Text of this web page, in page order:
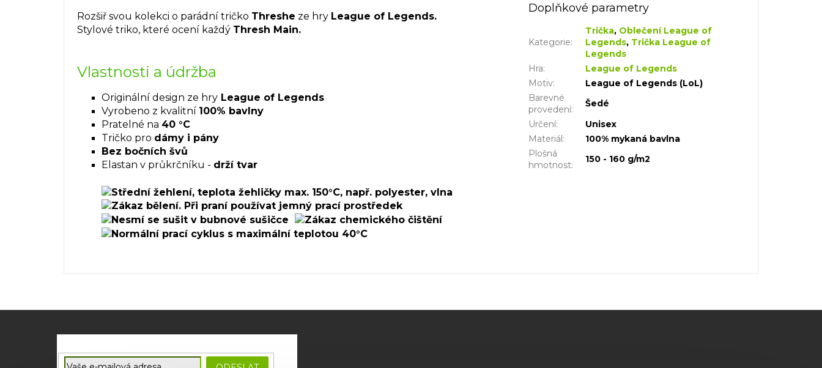
Rozšiř svou kolekci o parádní tričko Threshe ze hry League of Legends.
Stylové triko, které ocení každý Thresh Main.
Vlastnosti a údržba
Originální design ze hry League of Legends
Vyrobeno z kvalitní 100% bavlny
Pratelné na 40 °C
Tričko pro dámy i pány
Bez bočních švů
Elastan v průkrčníku - drží tvar
Doplňkové parametry
Kategorie:
Trička, Oblečení League of
Legends, Trička League of
Legends
Hra:
League of Legends
Motiv:
League of Legends (LoL)
Barevné
provedení:
Šedé
Určení:
Unisex
Materiál:
100% mykaná bavlna
Plošná
hmotnost:
150 - 160 g/m2
E-mail